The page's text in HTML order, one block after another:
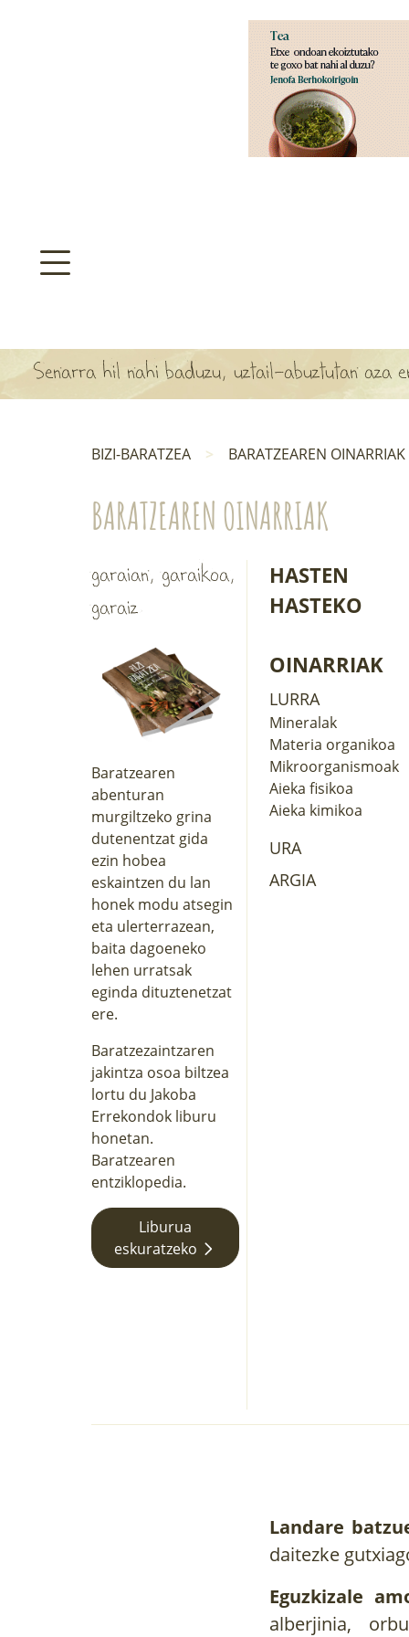
ARBOLA APARTEN MAPA
Senarra hil nahi baduzu, uztail-abuztutan aza
BIZI-BARATZEA BARATZEAREN OINARRIAK
BARATZEAREN OINARRIAK
garaian, garaikoa,
garaiz
Baratzearen
abenturan
murgiltzeko grina
dutenentzat gida
ezin hobea
eskaintzen du lan
honek modu atsegin
eta ulerterrazean,
baita dagoeneko
lehen urratsak
eginda dituztenetzat
ere.
Baratzezaintzaren
jakintza osoa biltzea
lortu du Jakoba
Errekondok liburu
honetan.
Baratzearen
entziklopedia.
Liburua
eskuratzeko
HASTEN
HASTEKO
OINARRIAK
LURRA
Mineralak
Materia organikoa
Mikroorganismoak
Aieka fisikoa
Aieka kimikoa
URA
ARGIA
Landare
daitezke
Eguzkizale
alberjinia,